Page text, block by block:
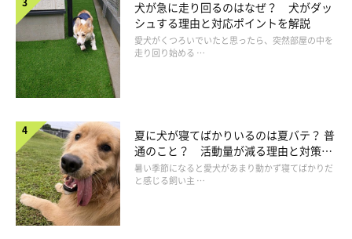
いぬのきもち投稿写真ギャラリー
——病的な理由もあれば、ストレスなどによる転位行動で体をか
くことがあるようですが、それぞれどのように対処すればよいで
犬が急に走り回るのはなぜ？ 犬がダッ
シュする理由と対応ポイントを解説
愛犬がくつろいでいたと思ったら、突然部屋の中を
走り回り始める …
夏に犬が寝てばかりいるのは夏バテ？ 普
通のこと？ 活動量が減る理由と対策と
は
暑い季節になると愛犬があまり動かず寝てばかりだ
と感じる飼い主 …